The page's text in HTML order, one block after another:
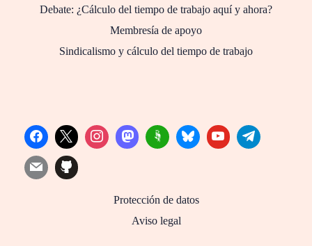
Debate: ¿Cálculo del tiempo de trabajo aquí y ahora?
Membresía de apoyo
Sindicalismo y cálculo del tiempo de trabajo
Protección de datos
Aviso legal